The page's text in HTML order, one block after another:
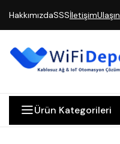
HakkımızdaSSSİletişimUlaşın
Ürün Kategorileri